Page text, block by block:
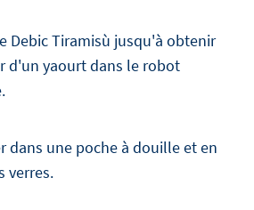
Debic Tiramisù jusqu'à obtenir
d'un yaourt dans le robot
dans une poche à douille et en
verres.